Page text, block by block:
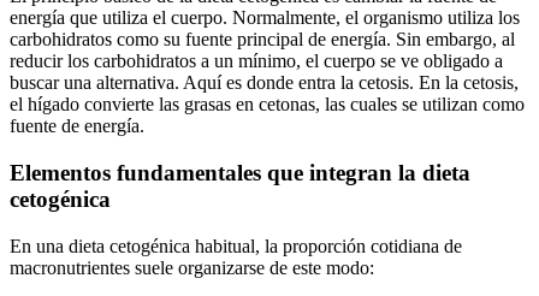
energía que utiliza el cuerpo. Normalmente, el organismo utiliza los
carbohidratos como su fuente principal de energía. Sin embargo, al
reducir los carbohidratos a un mínimo, el cuerpo se ve obligado a
buscar una alternativa. Aquí es donde entra la cetosis. En la cetosis,
el hígado convierte las grasas en cetonas, las cuales se utilizan como
fuente de energía.
Elementos fundamentales que integran la dieta
cetogénica
En una dieta cetogénica habitual, la proporción cotidiana de
macronutrientes suele organizarse de este modo: